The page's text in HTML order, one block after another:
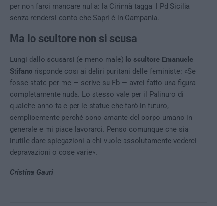
per non farci mancare nulla: la Cirinnà tagga il Pd Sicilia
senza rendersi conto che Sapri è in Campania.
Ma lo scultore non si scusa
Lungi dallo scusarsi (e meno male) lo scultore Emanuele
Stifano risponde così ai deliri puritani delle feministe: «Se
fosse stato per me — scrive su Fb — avrei fatto una figura
completamente nuda. Lo stesso vale per il Palinuro di
qualche anno fa e per le statue che farò in futuro,
semplicemente perché sono amante del corpo umano in
generale e mi piace lavorarci. Penso comunque che sia
inutile dare spiegazioni a chi vuole assolutamente vederci
depravazioni o cose varie».
Cristina Gauri